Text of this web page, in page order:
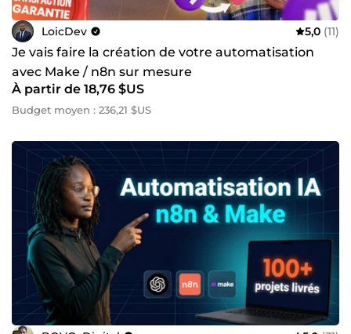
LoicDev 5,0 (11)
Je vais faire la création de votre automatisation
avec Make / n8n sur mesure
À partir de 18,76 $US
Budget moyen : 236,21 $US